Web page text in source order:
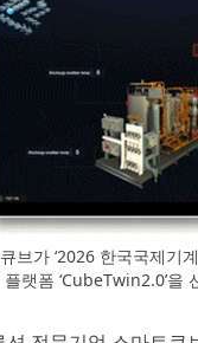
가 ‘2026 한국국제기
랫폼 ‘CubeTwin2.0’을